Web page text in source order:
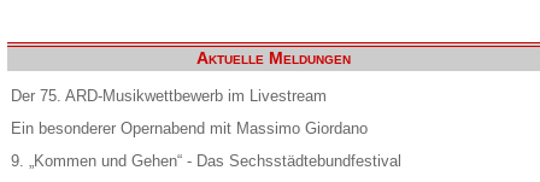
Aktuelle Meldungen
Der 75. ARD-Musikwettbewerb im Livestream
Ein besonderer Opernabend mit Massimo Giordano
9. „Kommen und Gehen“ - Das Sechsstädtebundfestival